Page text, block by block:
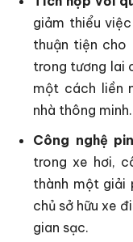
giảm thiểu
thuận tiện cho
trong tương lai
một cách liền
nhà thông minh.
Công nghệ
trong xe hơi,
thành một giải
chủ sở hữu xe
gian sạc.